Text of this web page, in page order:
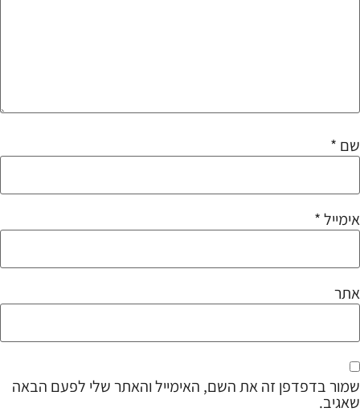
שם *
אימייל*
אתר
שמור בדפדפן זה את השם, האימייל והאתר שלי לפעם הבאה
שאגיב.